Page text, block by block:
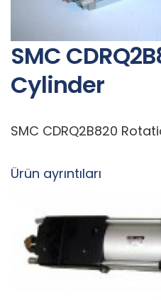
SMC
Cylinder
SMC CDRQ2B820
Ürün ayrıntıları